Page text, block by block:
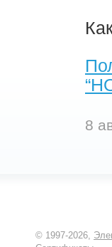
8
© 1997-2026,